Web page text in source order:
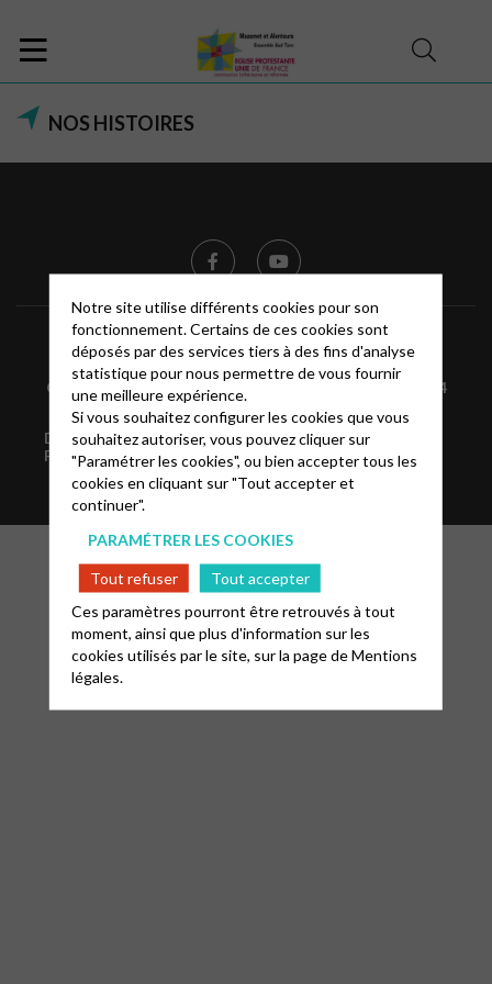
NOS HISTOIRES
Informations Mentions légales
Glossaire Contact Culte du 7 juillet 2024
Dernier culte de Fidy dans notre paroisse: 30 juin au
Pont de l’Arn
Notre site utilise différents cookies pour son
fonctionnement. Certains de ces cookies sont
déposés par des services tiers à des fins d'analyse
statistique pour nous permettre de vous fournir
une meilleure expérience.
Si vous souhaitez configurer les cookies que vous
souhaitez autoriser, vous pouvez cliquer sur
"Paramétrer les cookies", ou bien accepter tous les
cookies en cliquant sur "Tout accepter et
continuer".
PARAMÉTRER LES COOKIES
Tout refuser
Tout accepter
Ces paramètres pourront être retrouvés à tout
moment, ainsi que plus d'information sur les
cookies utilisés par le site, sur la page deMentions
légales.